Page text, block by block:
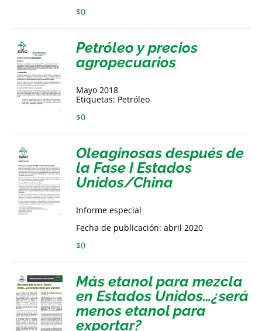
$0
Petróleo y precios
agropecuarios
Mayo 2018
Etiquetas: Petróleo
$0
Oleaginosas después de
la Fase I Estados
Unidos/China
Informe especial
Fecha de publicación: abril 2020
$0
Más etanol para mezcla
en Estados Unidos…¿será
menos etanol para
exportar?